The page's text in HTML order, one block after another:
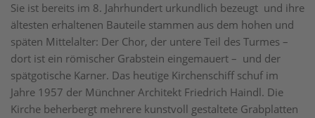
Sie ist bereits im 8. Jahrhundert urkundlich bezeugt und ihre
ältesten erhaltenen Bauteile stammen aus dem hohen und
späten Mittelalter: Der Chor, der untere Teil des Turmes –
dort ist ein römischer Grabstein eingemauert – und der
spätgotische Karner. Das heutige Kirchenschiff schuf im
Jahre 1957 der Münchner Architekt Friedrich Haindl. Die
Kirche beherbergt mehrere kunstvoll gestaltete Grabplatten